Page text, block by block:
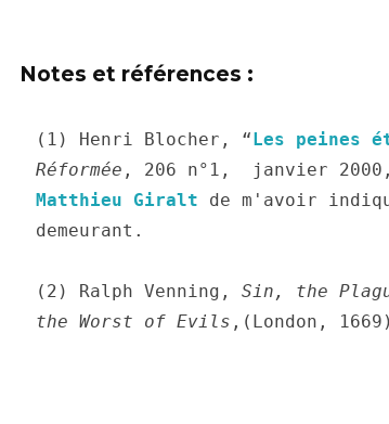
Notes et références :
(1) Henri Blocher, “Les peines
Réformée
Matthieu Giralt de m'avoir
demeurant.
(2) Ralph Venning, Sin, the
the Worst of Evils ,(London,